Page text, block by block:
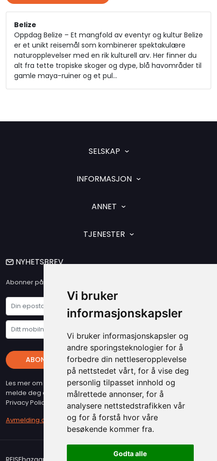
Vi bruker
informasjonskapsler
Vi bruker informasjonskapsler og
andre sporingsteknologier for å
forbedre din nettleseropplevelse
på nettstedet vårt, for å vise deg
personlig tilpasset innhold og
målrettede annonser, for å
analysere nettstedstrafikken vår
og for å forstå hvor våre
besøkende kommer fra.
Godta alle
Belize
Oppdag Belize – Et mangfold av eventyr og kultur Belize
er et unikt reisemål som kombinerer spektakulære
naturopplevelser med en rik kulturell arv. Her finner du
alt fra tette tropiske skoger og dype, blå havområder til
gamle maya-ruiner og et pul…
SELSKAP
INFORMASJON
ANNET
TJENESTER
NYHETSBREV
Abonner på vårt nyhetsbrev og få våre siste nyheter og tilbud
ABONNER
Les mer om vare "Privacy Policy" - Husk at du kan når som helst
melde deg av vart nyhetsbrev (beslyttet at reCAPTCHA, Google
Privacy Policy & Terms gjelder)
Avmelding av nyhetsbrev